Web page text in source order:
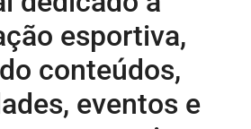
esportiva,
conteúdos,
eventos e